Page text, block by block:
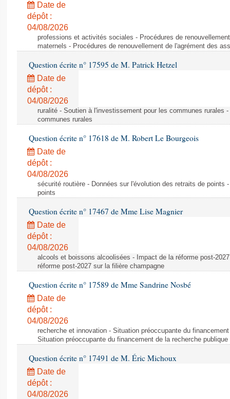
Date de
dépôt :
04/08/2026
professions et activités sociales - Procédures de
maternels - Procédures de renouvellement de l'agrément des
Question écrite n° 17595 de M. Patrick Hetzel
Date de
dépôt :
04/08/2026
ruralité - Soutien à l'investissement pour les communes rurales
communes rurales
Question écrite n° 17618 de M. Robert Le Bourgeois
Date de
dépôt :
04/08/2026
sécurité routière - Données sur l'évolution des retraits de points
points
Question écrite n° 17467 de Mme Lise Magnier
Date de
dépôt :
04/08/2026
alcools et boissons alcoolisées - Impact de la réforme post-
réforme post-2027 sur la filière champagne
Question écrite n° 17589 de Mme Sandrine Nosbé
Date de
dépôt :
04/08/2026
recherche et innovation - Situation préoccupante du
Situation préoccupante du financement de la recherche publique
Question écrite n° 17491 de M. Éric Michoux
Date de
dépôt :
04/08/2026